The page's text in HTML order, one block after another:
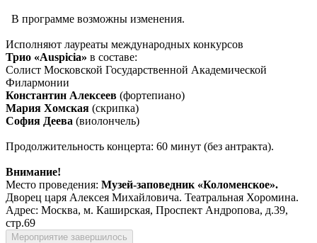
В программе возможны изменения.
Исполняют лауреаты международных конкурсов
Трио «Auspicia» в составе:
Солист Московской Государственной Академической
Филармонии
Константин Алексеев (фортепиано)
Мария Хомская (скрипка)
София Деева (виолончель)
Продолжительность концерта: 60 минут (без антракта).
Внимание!
Место проведения: Музей-заповедник «Коломенское».
Дворец царя Алексея Михайловича. Театральная Хоромина.
Адрес: Москва, м. Каширская, Проспект Андропова, д.39,
стр.69
Мероприятие завершилось